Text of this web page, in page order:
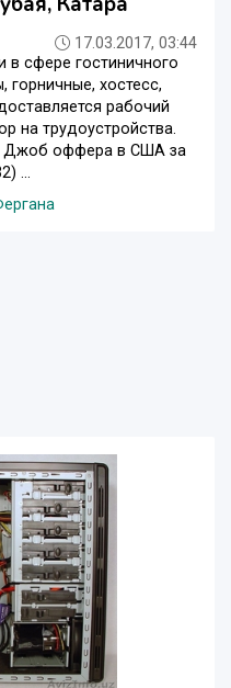
17.03.2017, 03:44
в сфере гостиничного
горничные, хостесс,
рабочий
на трудоустройства.
Джоб оффера в США за
...